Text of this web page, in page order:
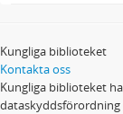
Kungliga biblioteket
Kontakta oss
Kungliga biblioteket
dataskyddsförordning